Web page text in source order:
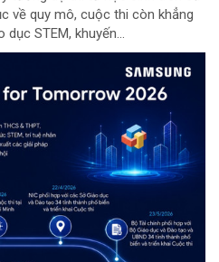
về quy mô, cuộc thi còn khẳng
STEM, khuyến...